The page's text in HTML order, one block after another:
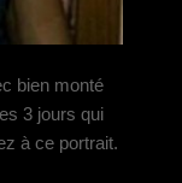
bien monté
3 jours qui
à ce portrait.